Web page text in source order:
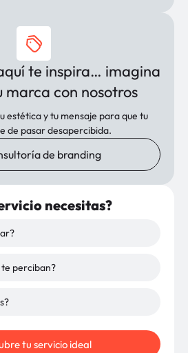
te inspira… imagina
con nosotros
estética y tu mensaje para que tu
de pasar desapercibida.
de branding
necesitas?
tu servicio ideal